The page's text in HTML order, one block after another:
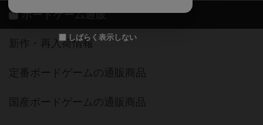
しばらく表示しない
ボードゲーム通販
新作・再入荷情報
定番ボードゲームの通販商品
国産ボードゲームの通販商品